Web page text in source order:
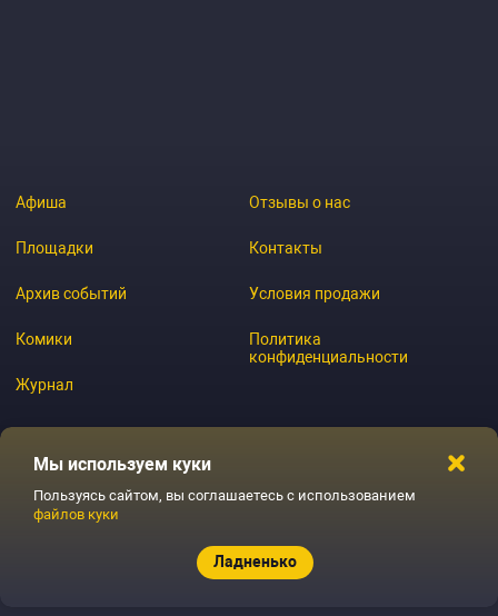
Афиша
Площадки
Архив событий
Комики
Журнал
Отзывы о нас
Контакты
Условия продажи
Политика
конфиденциальности
Мы используем куки
Пользуясь сайтом, вы соглашаетесь с использованием
файлов куки
Ладненько